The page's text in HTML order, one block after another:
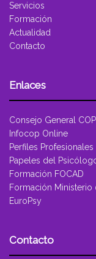
Servicios
Formación
Actualidad
Contacto
Enlaces
Consejo General COP
Infocop Online
Perfiles
Papeles del
Formación FOCAD
Formación Ministerio
EuroPsy
Contacto